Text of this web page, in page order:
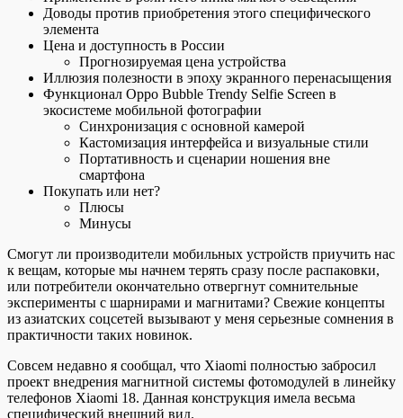
Доводы против приобретения этого специфического
элемента
Цена и доступность в России
Прогнозируемая цена устройства
Иллюзия полезности в эпоху экранного перенасыщения
Функционал Oppo Bubble Trendy Selfie Screen в
экосистеме мобильной фотографии
Синхронизация с основной камерой
Кастомизация интерфейса и визуальные стили
Портативность и сценарии ношения вне
смартфона
Покупать или нет?
Плюсы
Минусы
Смогут ли производители мобильных устройств приучить нас
к вещам, которые мы начнем терять сразу после распаковки,
или потребители окончательно отвергнут сомнительные
эксперименты с шарнирами и магнитами? Свежие концепты
из азиатских соцсетей вызывают у меня серьезные сомнения в
практичности таких новинок.
Совсем недавно я сообщал, что Xiaomi полностью забросил
проект внедрения магнитной системы фотомодулей в линейку
телефонов Xiaomi 18. Данная конструкция имела весьма
специфический внешний вид.